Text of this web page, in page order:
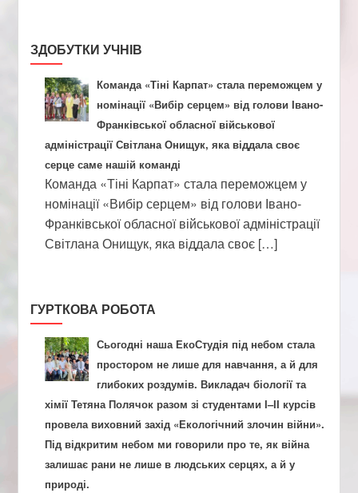
ЗДОБУТКИ УЧНІВ
Команда «Тіні Карпат» стала переможцем у
номінації «Вибір серцем» від голови Івано-
Франківської обласної військової
адміністрації Світлана Онищук, яка віддала своє
серце саме нашій команді
Команда «Тіні Карпат» стала переможцем у
номінації «Вибір серцем» від голови Івано-
Франківської обласної військової адміністрації
Світлана Онищук, яка віддала своє […]
ГУРТКОВА РОБОТА
Сьогодні наша ЕкоСтудія під небом стала
простором не лише для навчання, а й для
глибоких роздумів. Викладач біології та
хімії Тетяна Полячок разом зі студентами І–ІІ курсів
провела виховний захід «Екологічний злочин війни».
Під відкритим небом ми говорили про те, як війна
залишає рани не лише в людських серцях, а й у
природі.